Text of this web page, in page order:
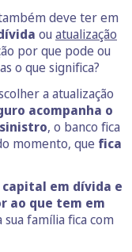
deve ter em
ou atualização
por que pode ou
o que significa?
a atualização
acompanha o
, o banco fica
momento, que fica
em dívida e
ao que tem em
sua família fica com